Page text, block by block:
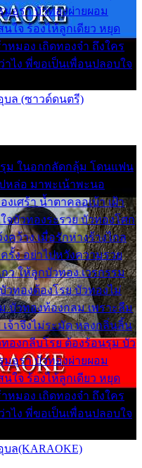
อุรา บัวทองผ่ายผอม
ใจ ร้องไห้ลูกเดียว หยุด
หมอง เถิดทองจ๋า ถึงใคร
าไง พี่ขอเป็นเพื่อนปลอบใจ
บล (ซาวด์ดนตรี)
รุม ในอกกลัดกลุ้ม โดนแฟน
หล่อ มาพะเน้าพะนอ
งเศร้า น้ำตาคลอเบ้า เฝ้า
บัวทองระรวย บัวทองโศก
คว้าง เมื่อรักห่างร้างไกล
รั้ง อย่าไปหวังความรวย
ว ให้ลูกบัวทอง เวรกรรม
วทองต้องโรย บัวทองไม่
บัวทองท้องกลม เพราะลืม
จ้าจึงไม่ระมัด หลงกลิ่นลิ้น
องกลีบโรย ต้องร้อนรุม บัว
อุรา บัวทองผ่ายผอม
ใจ ร้องไห้ลูกเดียว หยุด
หมอง เถิดทองจ๋า ถึงใคร
าไง พี่ขอเป็นเพื่อนปลอบใจ
บล(KARAOKE)